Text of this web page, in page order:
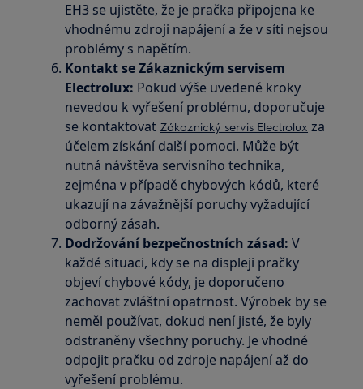
EH3 se ujistěte, že je pračka připojena ke
vhodnému zdroji napájení a že v síti nejsou
problémy s napětím.
Kontakt se Zákaznickým servisem
Electrolux: Pokud výše uvedené kroky
nevedou k vyřešení problému, doporučuje
se kontaktovat Zákaznický servis Electrolux za
účelem získání další pomoci. Může být
nutná návštěva servisního technika,
zejména v případě chybových kódů, které
ukazují na závažnější poruchy vyžadující
odborný zásah.
Dodržování bezpečnostních zásad:V
každé situaci, kdy se na displeji pračky
objeví chybové kódy, je doporučeno
zachovat zvláštní opatrnost. Výrobek by se
neměl používat, dokud není jisté, že byly
odstraněny všechny poruchy. Je vhodné
odpojit pračku od zdroje napájení až do
vyřešení problému.